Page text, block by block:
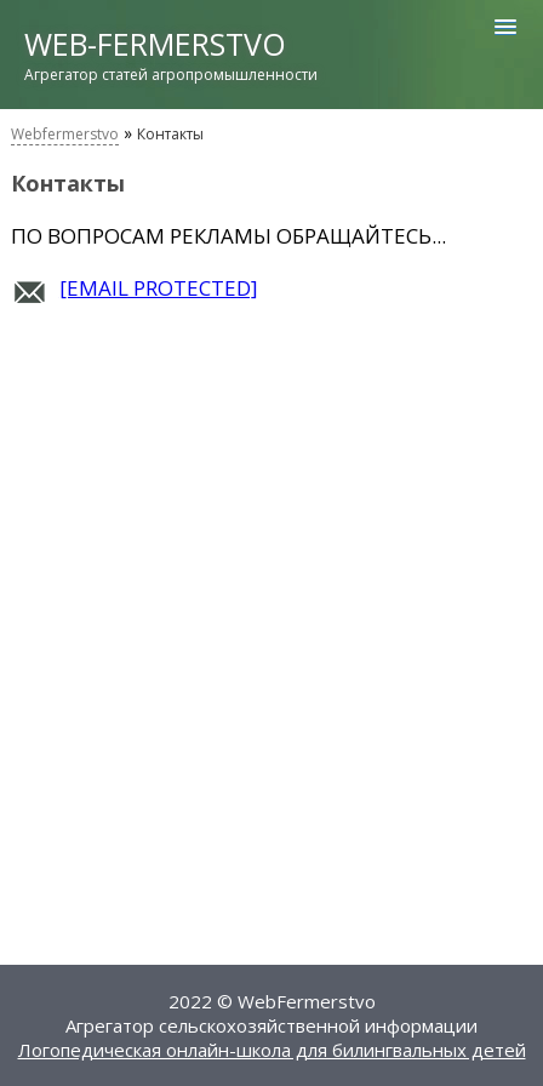
WEB-FERMERSTVO
Агрегатор статей агропромышленности
Webfermerstvo » Контакты
Контакты
ПО ВОПРОСАМ РЕКЛАМЫ ОБРАЩАЙТЕСЬ...
[EMAIL PROTECTED]
2022 © WebFermerstvo
Агрегатор сельскохозяйственной информации
Логопедическая онлайн-школа для билингвальных детей